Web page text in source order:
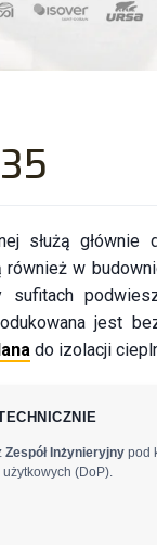
służą
w
sufitach
jest
do izolacji
Zespół Inżynieryjny pod
(DoP).